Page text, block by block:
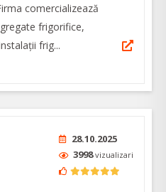
comercializează
frigorifice,
frig...
28.10.2025
3998vizualizari